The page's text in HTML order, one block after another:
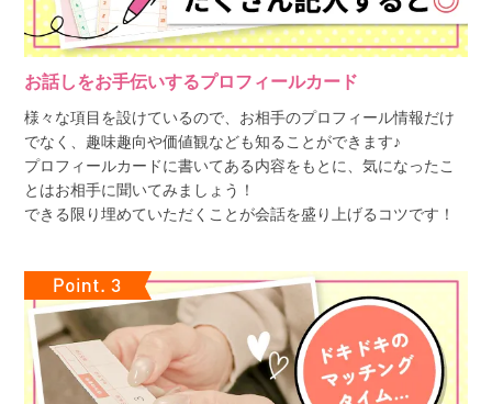
お話しをお手伝いするプロフィールカード
様々な項目を設けているので、お相手のプロフィール情報だけ
でなく、趣味趣向や価値観なども知ることができます♪
プロフィールカードに書いてある内容をもとに、気になったこ
とはお相手に聞いてみましょう！
できる限り埋めていただくことが会話を盛り上げるコツです！